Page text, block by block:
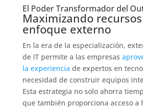
El Poder Transformador del
Maximizando
enfoque externo
En la era de la especialización,
de IT permite a las empresas
la experiencia de expertos en
necesidad de construir equipos
Esta estrategia no solo ahorra
que también proporciona acceso a